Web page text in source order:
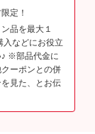
定！
品を最大１
入などにお役立
♪ ※部品代金に
ーポンとの併
見た、とお伝